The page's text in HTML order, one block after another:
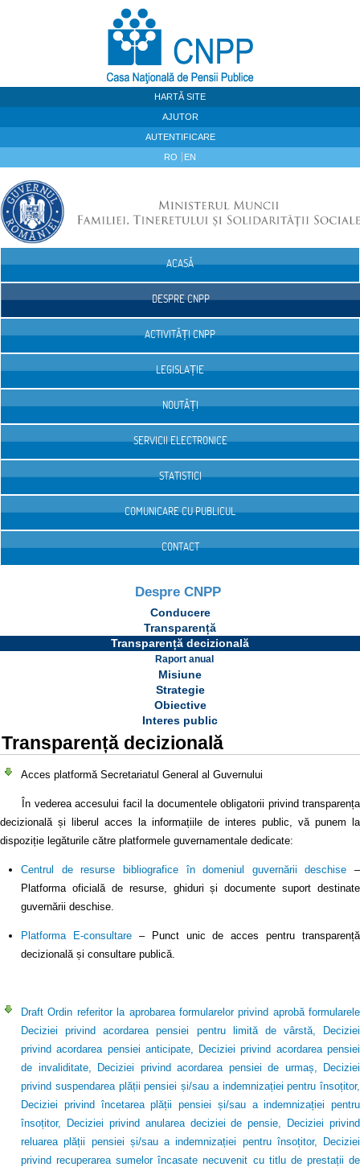
HARTĂ SITE
AJUTOR
AUTENTIFICARE
RO EN
ACASĂ
DESPRE CNPP
ACTIVITĂȚI CNPP
LEGISLAȚIE
NOUTĂȚI
SERVICII ELECTRONICE
STATISTICI
COMUNICARE CU PUBLICUL
CONTACT
Despre CNPP
Conducere
Transparență
Transparență decizională
Raport anual
Misiune
Strategie
Obiective
Interes public
Transparență decizională
Acces platformă Secretariatul General al Guvernului
În vederea accesului facil la documentele obligatorii privind transparența
decizională și liberul acces la informațiile de interes public, vă punem la
dispoziție legăturile către platformele guvernamentale dedicate:
Centrul de resurse bibliografice în domeniul guvernării deschise –
Platforma oficială de resurse, ghiduri și documente suport destinate
guvernării deschise.
Platforma E-consultare– Punct unic de acces pentru transparență
decizională și consultare publică.
Draft Ordin referitor la aprobarea formularelor privind aprobă formularele
Deciziei privind acordarea pensiei pentru limită de vârstă, Deciziei
privind acordarea pensiei anticipate, Deciziei privind acordarea pensiei
de invaliditate, Deciziei privind acordarea pensiei de urmaș, Deciziei
privind suspendarea plății pensiei și/sau a indemnizației pentru însoțitor,
Deciziei privind încetarea plății pensiei și/sau a indemnizației pentru
însoțitor, Deciziei privind anularea deciziei de pensie, Deciziei privind
reluarea plății pensiei și/sau a indemnizației pentru însoțitor, Deciziei
privind recuperarea sumelor încasate necuvenit cu titlu de prestații de